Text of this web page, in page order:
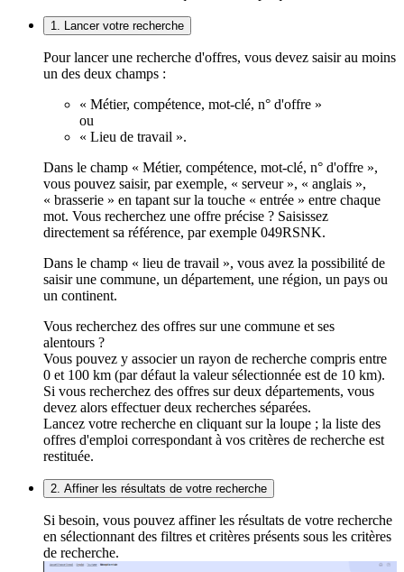
1. Lancer votre recherche
Pour lancer une recherche d'offres, vous devez saisir au moins
un des deux champs :
« Métier, compétence, mot-clé, n° d'offre »
ou
« Lieu de travail ».
Dans le champ « Métier, compétence, mot-clé, n° d'offre »,
vous pouvez saisir, par exemple, « serveur », « anglais »,
« brasserie » en tapant sur la touche « entrée » entre chaque
mot. Vous recherchez une offre précise ? Saisissez
directement sa référence, par exemple 049RSNK.
Dans le champ « lieu de travail », vous avez la possibilité de
saisir une commune, un département, une région, un pays ou
un continent.
Vous recherchez des offres sur une commune et ses
alentours ?
Vous pouvez y associer un rayon de recherche compris entre
0 et 100 km (par défaut la valeur sélectionnée est de 10 km).
Si vous recherchez des offres sur deux départements, vous
devez alors effectuer deux recherches séparées.
Lancez votre recherche en cliquant sur la loupe ; la liste des
offres d'emploi correspondant à vos critères de recherche est
restituée.
2. Affiner les résultats de votre recherche
Si besoin, vous pouvez affiner les résultats de votre recherche
en sélectionnant des filtres et critères présents sous les critères
de recherche.